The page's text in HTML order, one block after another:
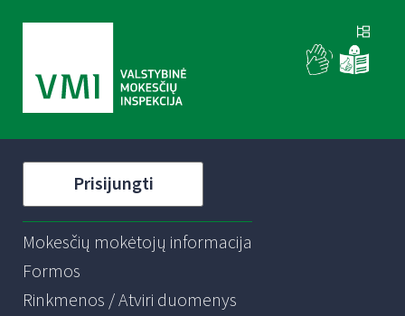
Prisijungti
Mokesčių mokėtojų informacija
Formos
Rinkmenos / Atviri duomenys